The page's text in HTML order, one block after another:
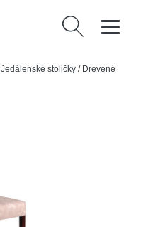
Hľadať:
Jedálenské stoličky / Drevené